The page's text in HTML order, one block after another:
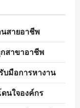
สายอาชีพ
สาขาอาชีพ
บมือการหางาน
นใจองค์กร